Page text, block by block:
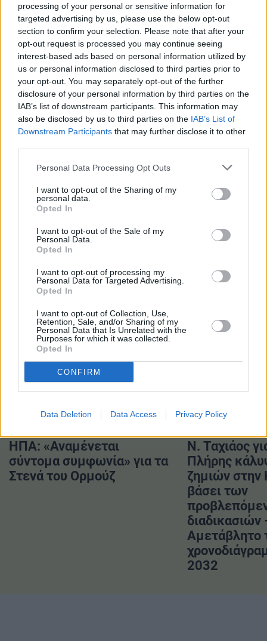
processing of your personal or sensitive information for
targeted advertising by us, please use the below opt-out
section to confirm your selection. Please note that after your
opt-out request is processed you may continue seeing
interest-based ads based on personal information utilized by
us or personal information disclosed to third parties prior to
your opt-out. You may separately opt-out of the further
disclosure of your personal information by third parties on the
IAB’s list of downstream participants. This information may
also be disclosed by us to third parties on the IAB’s List of
Downstream Participants that may further disclose it to other
Personal Data Processing Opt Outs
I want to opt-out of the Sharing of my
personal data.
Opted In
I want to opt-out of the Sale of my
Personal Data.
Opted In
I want to opt-out of processing my
Personal Data for Targeted Advertising.
Opted In
I want to opt-out of Collection, Use,
Retention, Sale, and/or Sharing of my
Personal Data that Is Unrelated with the
Purposes for which it was collected.
Opted In
CONFIRM
Data Deletion Data Access Privacy Policy
ομάδες αποτελούνται αποκλειστικά από παίκτες που
έχουν γεννηθεί στη χώρα που εκπροσωπούν : Κολομβία,
Παναμάς, Σαουδική Αραβία, Νότια Αφρική, Νότια Κορέα,
Σουηδία, Αυστρία και Τσεχία.
Περισσότερες ειδήσεις
Μundial 2026: Απατεώνες στήνουν παγίδες με εισιτήρια,
Mundial 2026: «Καμπανάκι» από τους ειδικούς για ισχυρή
πιθανότητα επικίνδυνων θερμοκρασιών
«Ελ Πάσο» με 9.000 θέσεις
#Mundial
#Αθλητισμός
#Παγκοσμιοποίηση
#Ποδόσφαιρο
ΔΙΑΒΑΣΤΕ ΕΠΙΣΗΣ
ΗΠΑ: «Αναμένεται
σύντομα συμφωνία» για τα
Στενά του Ορμούζ
Ν. Ταχιάος
Πλήρης
ζημιών στην
βάσει των
διαδικασιών
Αμετάβλητο
2032